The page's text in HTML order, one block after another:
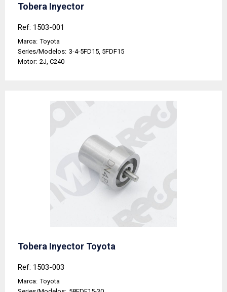
Tobera Inyector
Ref: 1503-001
Marca: Toyota
Series/Modelos: 3-4-5FD15, 5FDF15
Motor: 2J, C240
Tobera Inyector Toyota
Ref: 1503-003
Marca: Toyota